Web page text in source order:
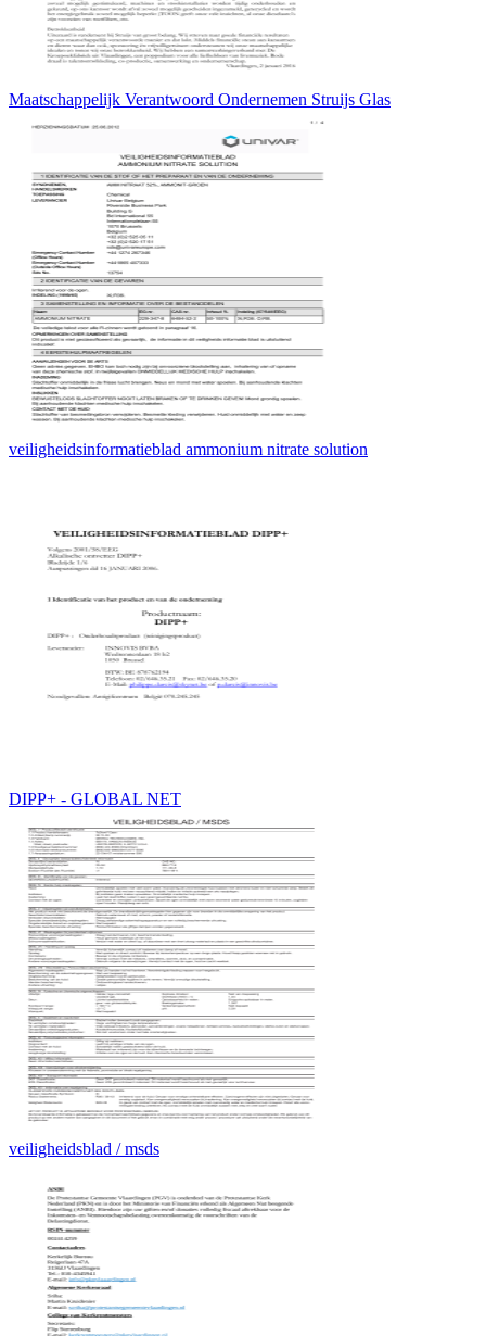
Maatschappelijk Verantwoord Ondernemen Struijs Glas
veiligheidsinformatieblad ammonium nitrate solution
DIPP+ - GLOBAL NET
veiligheidsblad / msds